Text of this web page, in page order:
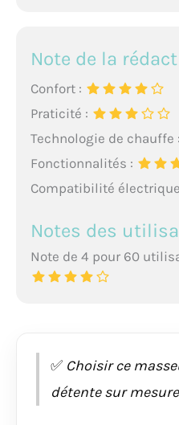
Note de la
Confort :
Praticité :
Technologie de chauffe :
Fonctionnalités :
Compatibilité
Notes des
Note de 4 pour 60
✅ Choisir ce
détente sur